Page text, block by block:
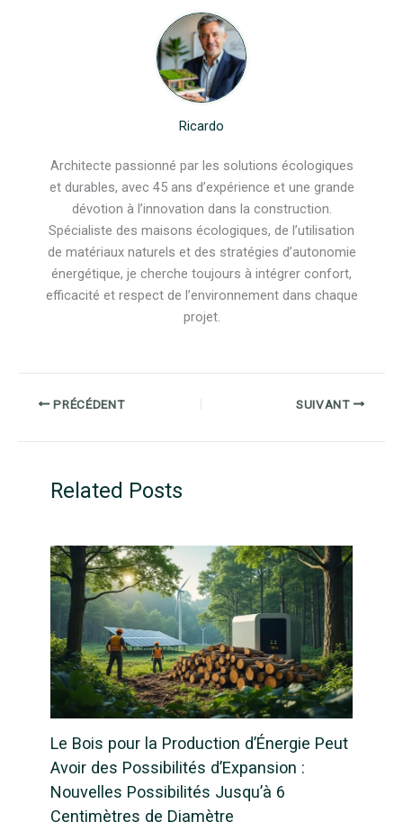
Ricardo
Architecte passionné par les solutions écologiques
et durables, avec 45 ans d’expérience et une grande
dévotion à l’innovation dans la construction.
Spécialiste des maisons écologiques, de l’utilisation
de matériaux naturels et des stratégies d’autonomie
énergétique, je cherche toujours à intégrer confort,
efficacité et respect de l’environnement dans chaque
projet.
PRÉCÉDENT SUIVANT
Related Posts
Le Bois pour la Production d’Énergie Peut
Avoir des Possibilités d’Expansion :
Nouvelles Possibilités Jusqu’à 6
Centimètres de Diamètre